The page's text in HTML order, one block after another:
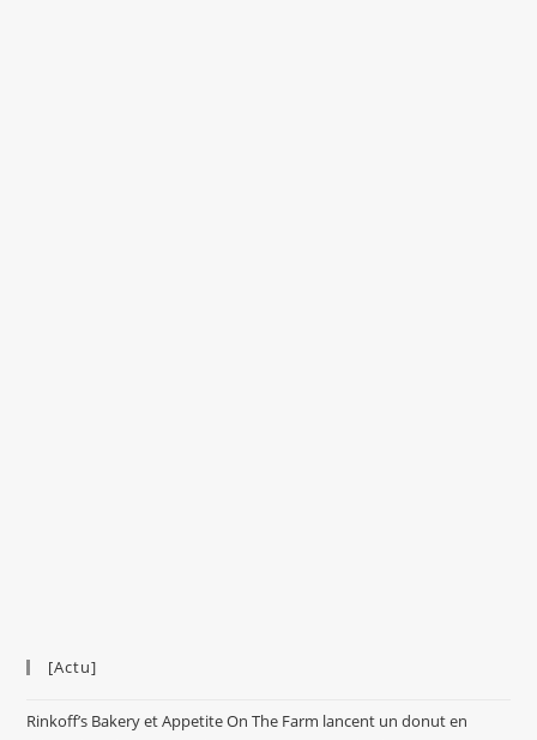
[Actu]
Rinkoff’s Bakery et Appetite On The Farm lancent un donut en